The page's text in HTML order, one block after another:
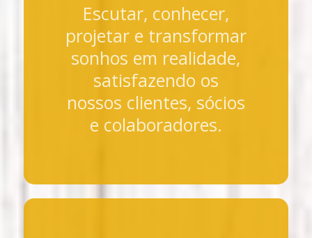
Escutar, conhecer,
projetar e transformar
sonhos em realidade,
satisfazendo os
nossos clientes, sócios
e colaboradores.